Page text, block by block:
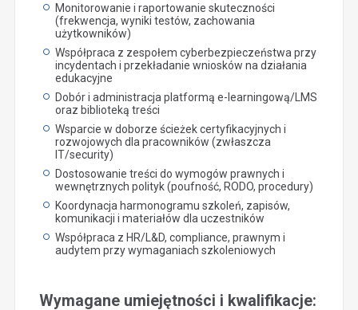
Monitorowanie i raportowanie skuteczności
(frekwencja, wyniki testów, zachowania
użytkowników)
Współpraca z zespołem cyberbezpieczeństwa przy
incydentach i przekładanie wniosków na działania
edukacyjne
Dobór i administracja platformą e-learningową/LMS
oraz biblioteką treści
Wsparcie w doborze ścieżek certyfikacyjnych i
rozwojowych dla pracowników (zwłaszcza
IT/security)
Dostosowanie treści do wymogów prawnych i
wewnętrznych polityk (poufność, RODO, procedury)
Koordynacja harmonogramu szkoleń, zapisów,
komunikacji i materiałów dla uczestników
Współpraca z HR/L&D, compliance, prawnym i
audytem przy wymaganiach szkoleniowych
Wymagane umiejętności i kwalifikacje: